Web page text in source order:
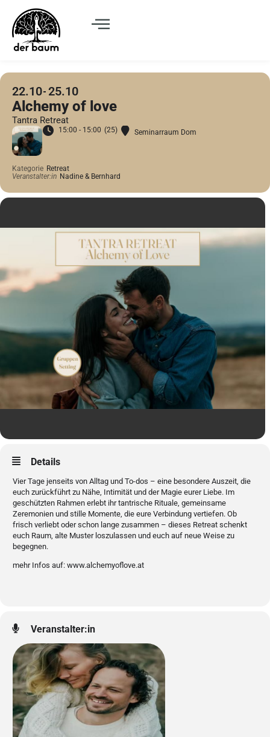
22.10 25.10
Alchemy of love
Tantra Retreat
15:00 - 15:00 (25) Seminarraum Dom
Kategorie Retreat
Veranstalter:in Nadine & Bernhard
Details
Vier Tage jenseits von Alltag und To-dos – eine besondere Auszeit, die
euch zurückführt zu Nähe, Intimität und der Magie eurer Liebe. Im
geschützten Rahmen erlebt ihr tantrische Rituale, gemeinsame
Zeremonien und stille Momente, die eure Verbindung vertiefen. Ob
frisch verliebt oder schon lange zusammen – dieses Retreat schenkt
euch Raum, alte Muster loszulassen und euch auf neue Weise zu
begegnen.
mehr Infos auf: www.alchemyoflove.at
Veranstalter:in